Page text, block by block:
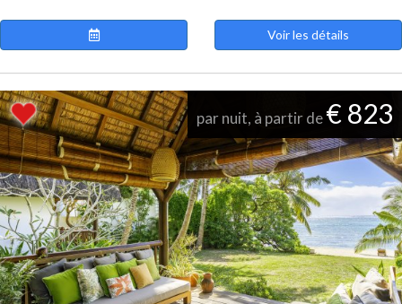
Voir les détails
par nuit, à partir de€ 823